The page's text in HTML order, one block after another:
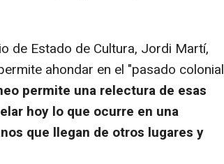
de Estado de Cultura, Jordi Martí,
ahondar en el "pasado colonial
permite una relectura de esas
hoy lo que ocurre en una
que llegan de otros lugares y